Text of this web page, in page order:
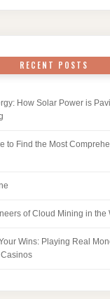
RECENT POSTS
How Solar Power is
to Find the Most
of Cloud Mining in the
Wins: Playing Real